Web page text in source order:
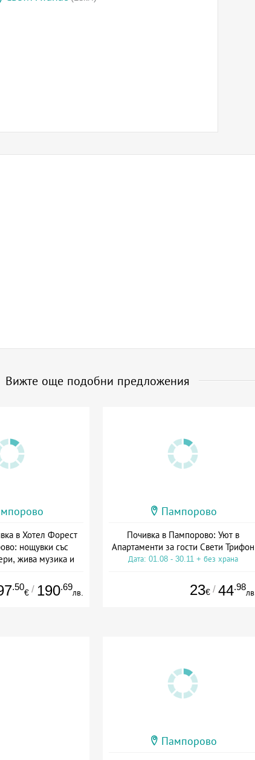
Вижте още подобни предложения
в Хотел Форест
нощувки със
жива музика и
+ полупансион
.50
€ / 190.69
лв.
Пампорово
Почивка в Пампорово: Уют в
Апартаменти за гости Свети Трифон
Дата: 01.08 - 30.11 + без храна
23€ / 44.98
лв.
Пампорово